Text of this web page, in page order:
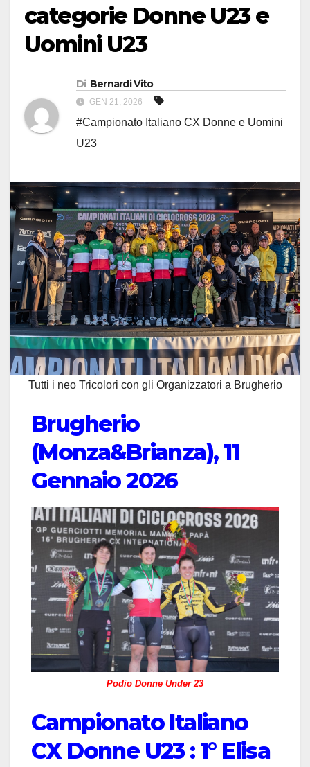
categorie Donne U23 e
Uomini U23
Di Bernardi Vito
GEN 21, 2026
#Campionato Italiano CX Donne e Uomini
U23
Tutti i neo Tricolori con gli Organizzatori a Brugherio
Brugherio
(Monza&Brianza), 11
Gennaio 2026
Podio Donne Under 23
Campionato Italiano
CX Donne U23 : 1° Elisa